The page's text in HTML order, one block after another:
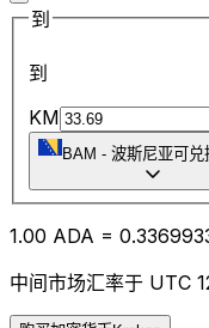
到
到
KM
BAM - 波斯尼亚可兑
1.00 ADA = 0.33
中间市场汇率于 UTC